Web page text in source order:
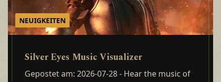
NEUIGKEITEN
Silver Eyes Music Visualizer
Gepostet am: 2026-07-28- Hear the music of